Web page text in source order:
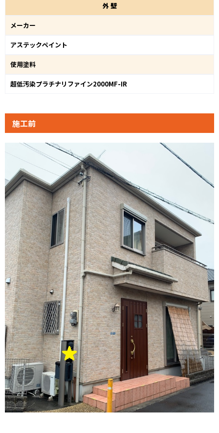
外壁
メーカー
アステックペイント
使用塗料
超低汚染プラチナリファイン2000MF-IR
施工前